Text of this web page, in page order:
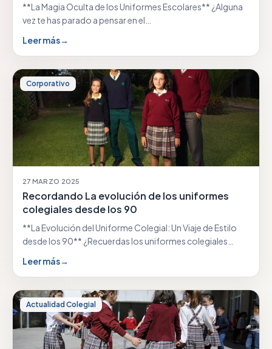
**La Magia Oculta de los Uniformes Escolares** ¿Alguna
vez te has parado a pensar en el…
Leer más→
Corporativo
27 MARZO 2025
Recordando La evolución de los uniformes
colegiales desde los 90
**La Evolución del Uniforme Colegial: Un Viaje de Estilo
desde los 90** ¿Recuerdas los uniformes colegiales…
Leer más→
Actualidad Colegial